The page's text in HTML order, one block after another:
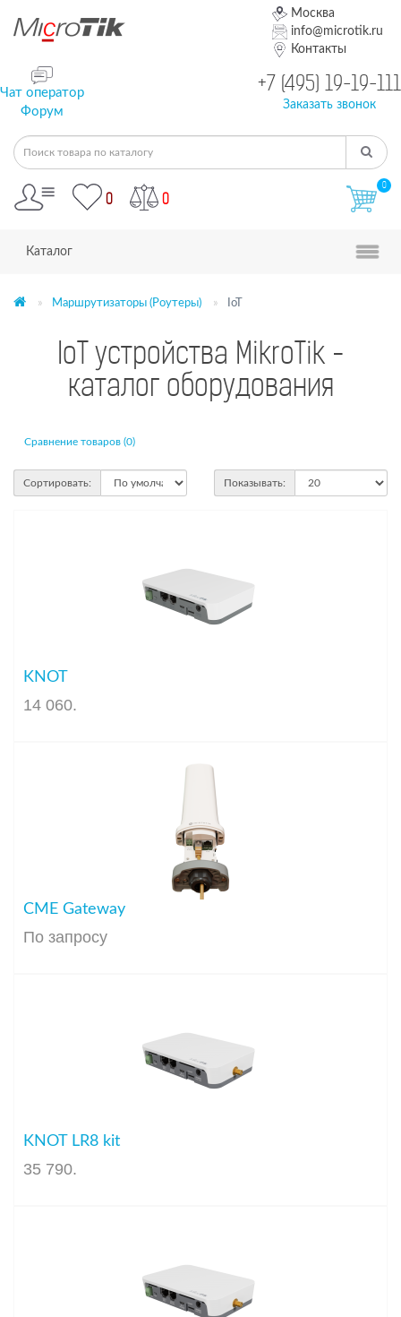
Москва
info@microtik.ru
Контакты
Чат оператор
Форум
+7 (495) 19-19-111
Заказать звонок
0 0
0
Каталог
Маршрутизаторы (Роутеры) IoT
IoT устройства MikroTik -
каталог оборудования
Сравнение товаров (0)
Сортировать: Показывать:
KNOT
14 060.
CME Gateway
По запросу
KNOT LR8 kit
35 790.